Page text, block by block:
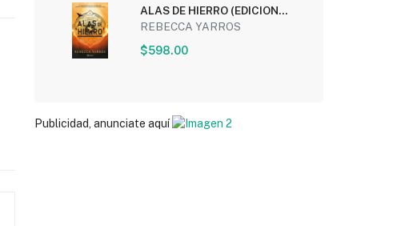
ALAS DE HIERRO (EDICION
ESPECIAL)
REBECCA YARROS
$598.00
Publicidad, anunciate aquí